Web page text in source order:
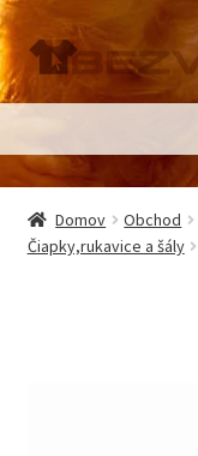
Preskočiť
na
navigáciu
Preskočiť
na
obsah
Domov
Pre deti
Domov Obchod
Čiapky,rukavice a šály